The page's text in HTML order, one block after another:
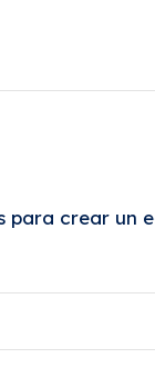
para crear un